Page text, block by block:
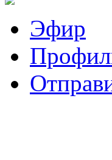
Эфир